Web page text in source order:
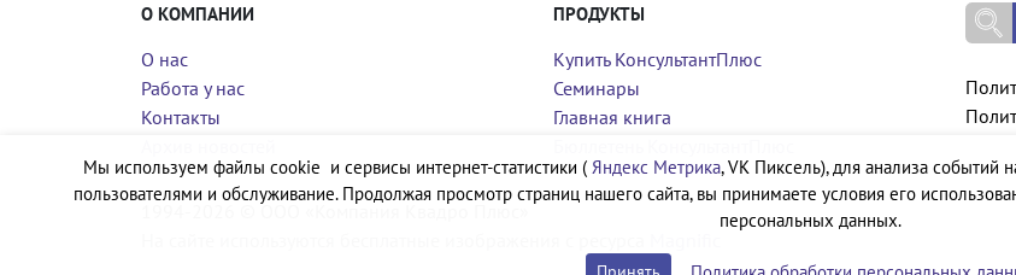
О КОМПАНИИ
О нас
Работа у нас
Контакты
ПРОДУКТЫ
Купить КонсультантПлюс
Семинары
Главная книга
1994-2026 © ООО «Компания Квадро Плюс»
Мы используем файлы cookie и сервисы интернет-статистики ( Яндекс Метрика, VK Пиксель), для анализа событий
пользователями и обслуживание. Продолжая просмотр страниц нашего сайта, вы принимаете условия его
персональных данных.